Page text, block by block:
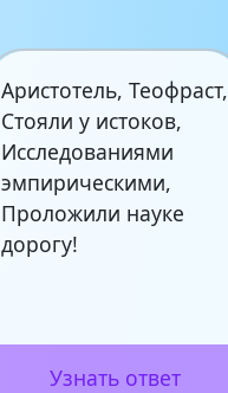
Аристотель, Теофраст,
Стояли у истоков,
Исследованиями
эмпирическими,
Проложили науке
дорогу!
Узнать ответ